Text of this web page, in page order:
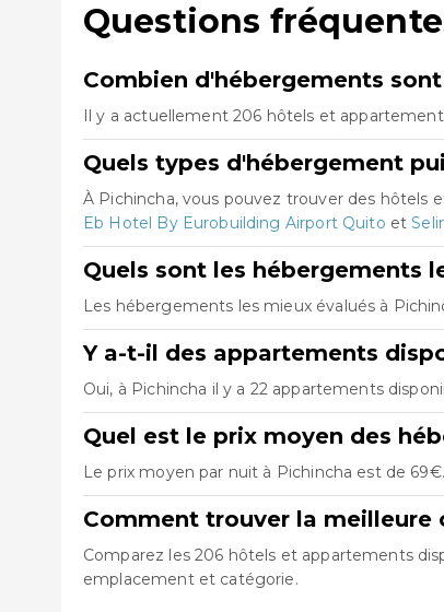
Questions
Combien d'hébergements
Il y a actuellement 206 hôtels et
Quels types d'hébergement
À Pichincha, vous pouvez trouver des hôtels
Eb Hotel By Eurobuilding Airport Quito et
Quels sont les hébergements
Les hébergements les mieux évalués à
Y a-t-il des appartements
Oui, à Pichincha il y a 22 appartements
Quel est le prix moyen des
Le prix moyen par nuit à Pichincha est de
Comment trouver la meilleure
Comparez les 206 hôtels et appartements
emplacement et catégorie.